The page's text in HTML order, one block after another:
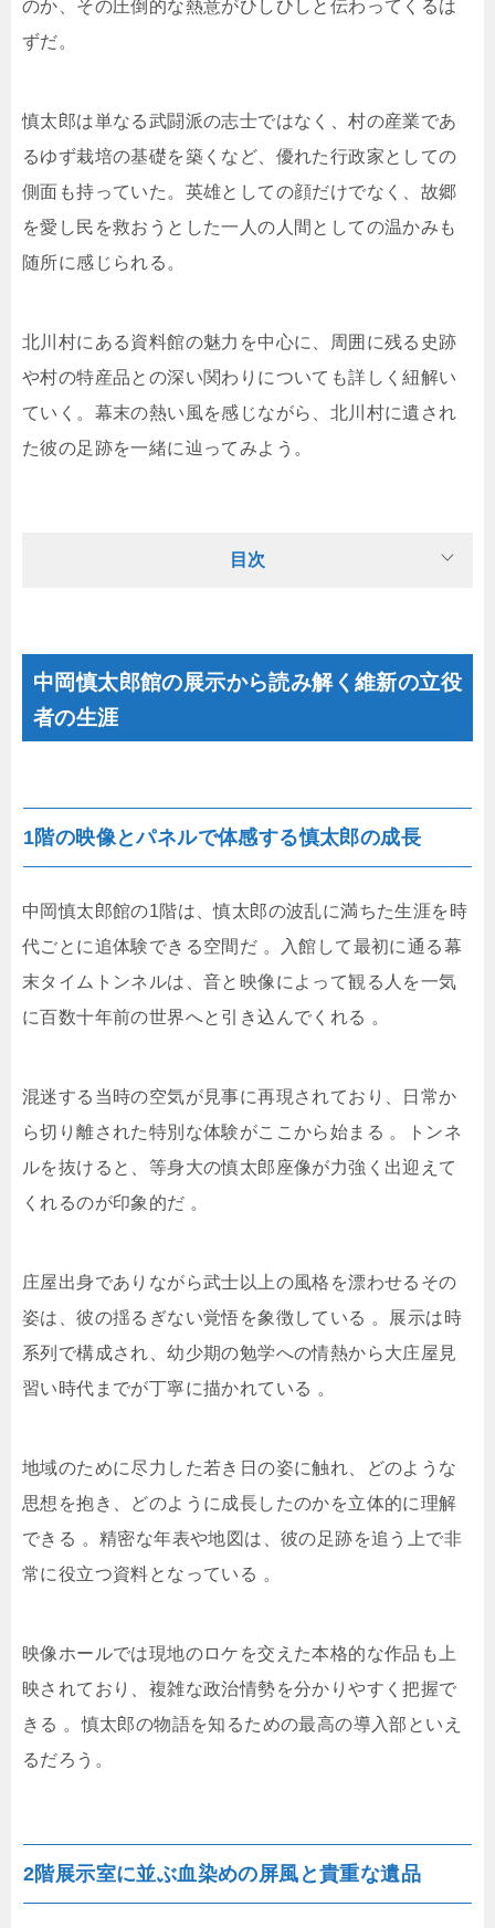
のか、その圧倒的な熱意がひしひしと伝わってくるは
ずだ。
慎太郎は単なる武闘派の志士ではなく、村の産業であ
るゆず栽培の基礎を築くなど、優れた行政家としての
側面も持っていた。英雄としての顔だけでなく、故郷
を愛し民を救おうとした一人の人間としての温かみも
随所に感じられる。
北川村にある資料館の魅力を中心に、周囲に残る史跡
や村の特産品との深い関わりについても詳しく紐解い
ていく。幕末の熱い風を感じながら、北川村に遺され
た彼の足跡を一緒に辿ってみよう。
目次
中岡慎太郎館の展示から読み解く維新の立役
者の生涯
1階の映像とパネルで体感する慎太郎の成長
中岡慎太郎館の1階は、慎太郎の波乱に満ちた生涯を時
代ごとに追体験できる空間だ 。入館して最初に通る幕
末タイムトンネルは、音と映像によって観る人を一気
に百数十年前の世界へと引き込んでくれる 。
混迷する当時の空気が見事に再現されており、日常か
ら切り離された特別な体験がここから始まる 。トンネ
ルを抜けると、等身大の慎太郎座像が力強く出迎えて
くれるのが印象的だ 。
庄屋出身でありながら武士以上の風格を漂わせるその
姿は、彼の揺るぎない覚悟を象徴している 。展示は時
系列で構成され、幼少期の勉学への情熱から大庄屋見
習い時代までが丁寧に描かれている 。
地域のために尽力した若き日の姿に触れ、どのような
思想を抱き、どのように成長したのかを立体的に理解
できる 。精密な年表や地図は、彼の足跡を追う上で非
常に役立つ資料となっている 。
映像ホールでは現地のロケを交えた本格的な作品も上
映されており、複雑な政治情勢を分かりやすく把握で
きる 。慎太郎の物語を知るための最高の導入部といえ
るだろう。
2階展示室に並ぶ血染めの屏風と貴重な遺品